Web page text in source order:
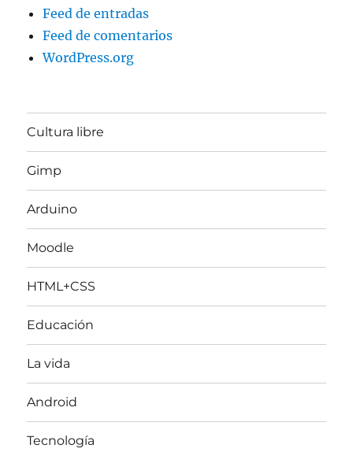
Feed de entradas
Feed de comentarios
WordPress.org
Cultura libre
Gimp
Arduino
Moodle
HTML+CSS
Educación
La vida
Android
Tecnología